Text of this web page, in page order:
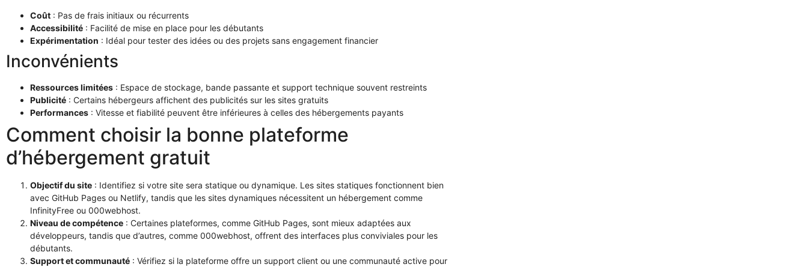
Coût : Pas de frais initiaux ou récurrents
Accessibilité : Facilité de mise en place pour les débutants
Expérimentation : Idéal pour tester des idées ou des projets sans engagement financier
Inconvénients
Ressources limitées : Espace de stockage, bande passante et support technique souvent restreints
Publicité : Certains hébergeurs affichent des publicités sur les sites gratuits
Performances : Vitesse et fiabilité peuvent être inférieures à celles des hébergements payants
Comment choisir la bonne plateforme
d’hébergement gratuit
Objectif du site : Identifiez si votre site sera statique ou dynamique. Les sites statiques fonctionnent bien
avec GitHub Pages ou Netlify, tandis que les sites dynamiques nécessitent un hébergement comme
InfinityFree ou 000webhost.
Niveau de compétence : Certaines plateformes, comme GitHub Pages, sont mieux adaptées aux
développeurs, tandis que d’autres, comme 000webhost, offrent des interfaces plus conviviales pour les
débutants.
Support et communauté : Vérifiez si la plateforme offre un support client ou une communauté active pour